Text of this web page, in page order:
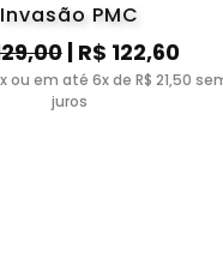
Invasão PMC
| R$ 122,60
ou em até 6x de R$ 21,50
juros